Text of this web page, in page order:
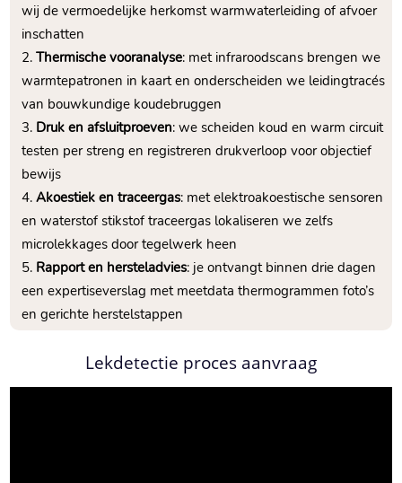
wij de vermoedelijke herkomst warmwaterleiding of afvoer
inschatten
Thermische vooranalyse: met infraroodscans brengen we
warmtepatronen in kaart en onderscheiden we leidingtracés
van bouwkundige koudebruggen
Druk en afsluitproeven: we scheiden koud en warm circuit
testen per streng en registreren drukverloop voor objectief
bewijs
Akoestiek en traceergas: met elektroakoestische sensoren
en waterstof stikstof traceergas lokaliseren we zelfs
microlekkages door tegelwerk heen
Rapport en hersteladvies: je ontvangt binnen drie dagen
een expertiseverslag met meetdata thermogrammen foto’s
en gerichte herstelstappen
Lekdetectie proces aanvraag